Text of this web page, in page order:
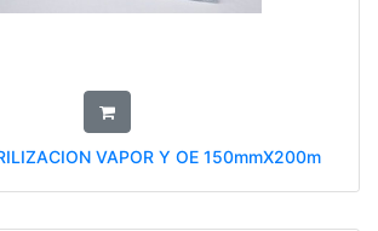
VAPOR Y OE 150mmX200m